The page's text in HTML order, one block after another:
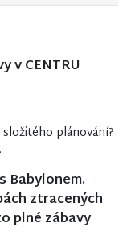
v CENTRU
plánování?
Babylonem.
ztracených
plné zábavy